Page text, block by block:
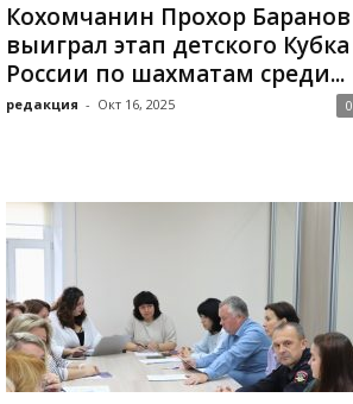
Кохомчанин Прохор Баранов
выиграл этап детского Кубка
России по шахматам среди...
редакция - Окт 16, 2025 0